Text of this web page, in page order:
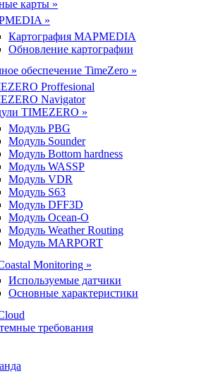
карты »
»
Картография MAPMEDIA
Обновление картографии
обеспечение TimeZero »
Proffesional
Navigator
TIMEZERO »
Модуль PBG
Модуль Sounder
Модуль Bottom hardness
Модуль WASSP
Модуль VDR
Модуль S63
Модуль DFF3D
Модуль Ocean-O
Модуль Weather Routing
Модуль MARPORT
Monitoring »
Используемые датчики
Основные характеристики
требования